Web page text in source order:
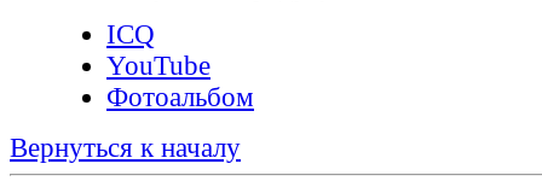
ICQ
YouTube
Фотоальбом
Вернуться к началу